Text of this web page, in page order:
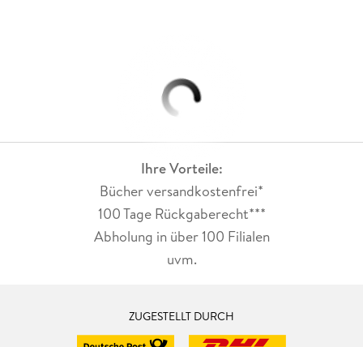
Ihre Vorteile:
Bücher versandkostenfrei*
100 Tage Rückgaberecht***
Abholung in über 100 Filialen
uvm.
ZUGESTELLT DURCH